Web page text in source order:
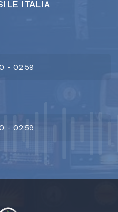
ITALIA
- 02:59
- 02:59